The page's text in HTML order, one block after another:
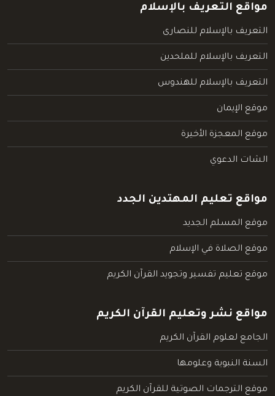
مواقع التعريف بالإسلام
التعريف بالإسلام للنصارى
التعريف بالإسلام للملحدين
التعريف بالإسلام للهندوس
موقع الإيمان
موقع المعجزة الأخيرة
الشات الدعوي
مواقع تعليم المهتدين الجدد
موقع المسلم الجديد
موقع الصلاة في الإسلام
موقع تعليم تفسير وتجويد القرآن الكريم
مواقع نشر وتعليم القرآن الكريم
الجامع لعلوم القرآن الكريم
السنة النبوية وعلومها
موقع الترجمات الصوتية للقرآن الكريم